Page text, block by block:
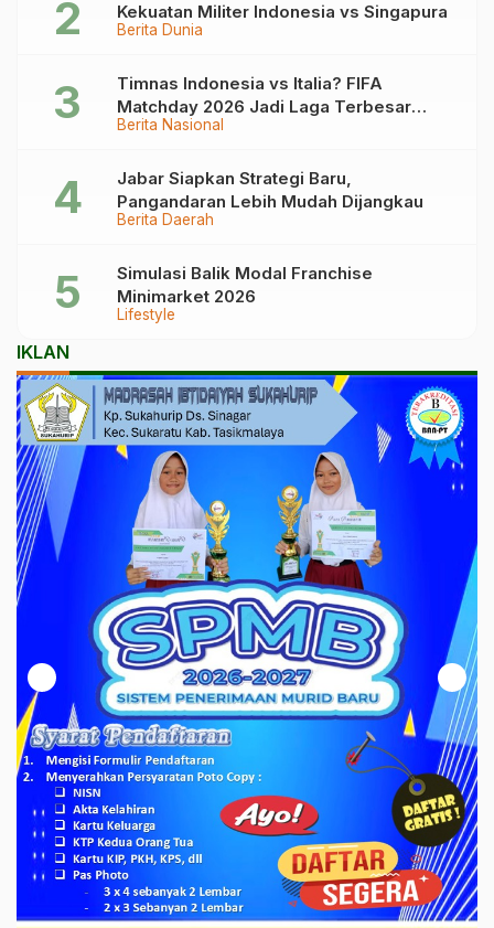
Berita Dunia
Kekuatan Militer Indonesia vs Singapura
Berita Nasional
Timnas Indonesia vs Italia? FIFA
Matchday 2026 Jadi Laga Terbesar
Garuda!
Berita Daerah
Jabar Siapkan Strategi Baru,
Pangandaran Lebih Mudah Dijangkau
Lifestyle
Simulasi Balik Modal Franchise
Minimarket 2026
IKLAN